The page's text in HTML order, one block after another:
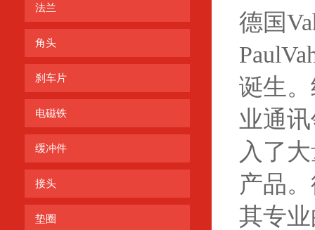
法兰
角头
刹车片
电磁铁
缓冲件
接头
垫圈
德国
诞生
业通
入了
产品
其专